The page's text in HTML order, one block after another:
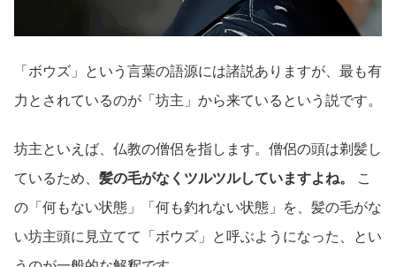
「ボウズ」という言葉の語源には諸説ありますが、最も有
力とされているのが「坊主」から来ているという説です。
坊主といえば、仏教の僧侶を指します。僧侶の頭は剃髪し
ているため、 髪の毛がなくツルツルしていますよね。
こ
の「何もない状態」「何も釣れない状態」を、髪の毛がな
い坊主頭に見立てて「ボウズ」と呼ぶようになった、とい